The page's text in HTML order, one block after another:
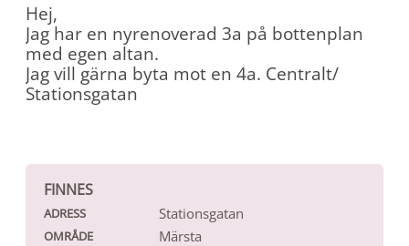
Hej,
Jag har en nyrenoverad 3a på bottenplan
med egen altan.
Jag vill gärna byta mot en 4a. Centralt/
Stationsgatan
FINNES
ADRESS Stationsgatan
OMRÅDE Märsta